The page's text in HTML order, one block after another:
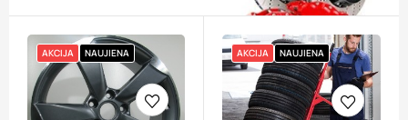
AKCIJA NAUJIENA AKCIJA NAUJIENA